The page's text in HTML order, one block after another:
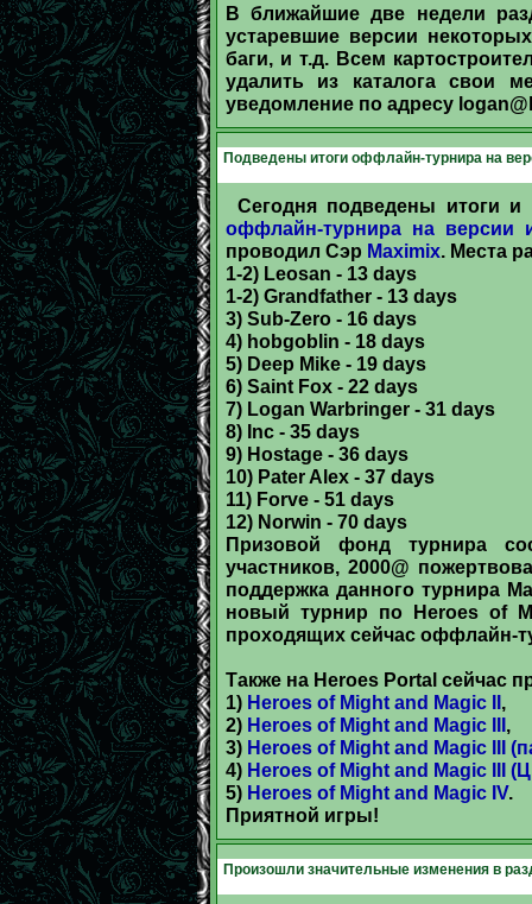
В ближайшие две недели
устаревшие версии
баги, и т.д. Всем
удалить из каталога свои
уведомление по адресу
Подведены итоги оффлайн-турнира на
Сегодня подведены итоги и
оффлайн-турнира на версии
проводил Сэр Maximix. Места
1-2) Leosan - 13 days
1-2) Grandfather - 13 days
3) Sub-Zero - 16 days
4) hobgoblin - 18 days
5) Deep Mike - 19 days
6) Saint Fox - 22 days
7) Logan Warbringer - 31 days
8) Inc - 35 days
9) Hostage - 36 days
10) Pater Alex - 37 days
11) Forve - 51 days
12) Norwin - 70 days
Призовой фонд турнира
участников, 2000@
поддержка данного турнира
новый турнир по Heroes of
проходящих сейчас оффлайн-
Также на Heroes Portal сейчас
1) Heroes of Might and Magic II,
2) Heroes of Might and Magic III,
3) Heroes of Might and Magic III
4) Heroes of Might and Magic III
5) Heroes of Might and Magic IV.
Приятной игры!
Произошли значительные изменения в